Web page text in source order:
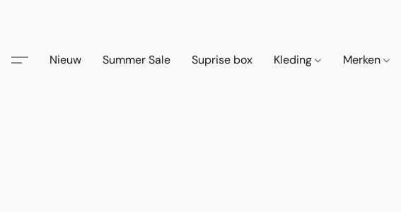
Nieuw Summer Sale Suprise box Kleding Merken